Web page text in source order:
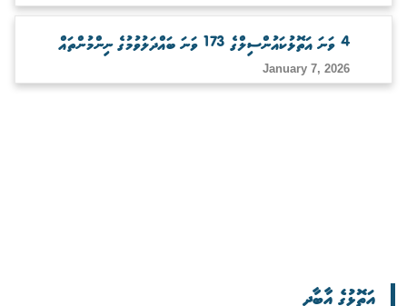
4 ވަނަ އަތޮޅުކައުންސިލްގެ 173 ވަނަ ބައްދަލުވުމުގެ ނިންމުންތައް
January 7, 2026